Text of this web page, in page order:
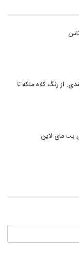
از رنگ کلاه ملکه تا
بت مای لاین